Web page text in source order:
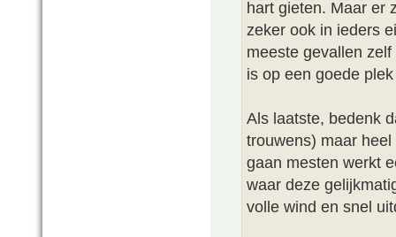
hart gieten. Maar er
zeker ook in ieders
meeste gevallen
is op een goede
Als laatste, bedenk
trouwens) maar
gaan mesten werkt
waar deze
volle wind en snel